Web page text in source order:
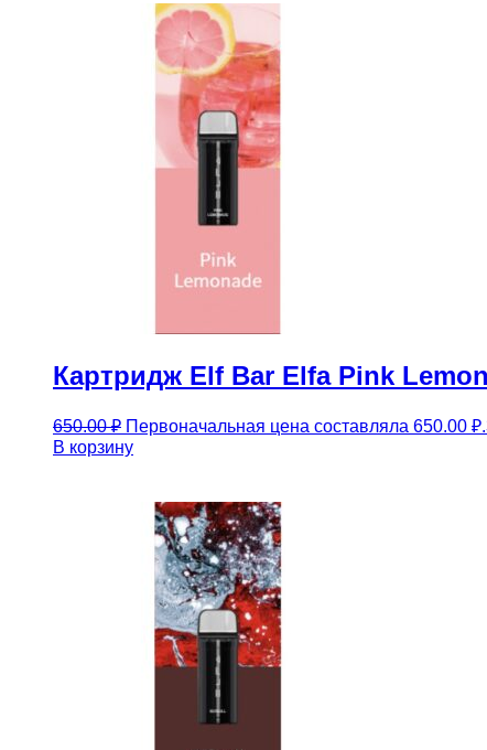
Картридж Elf Bar Elfa Pink
650.00₽ Первоначальная цена составляла 650.00 ₽.
В корзину